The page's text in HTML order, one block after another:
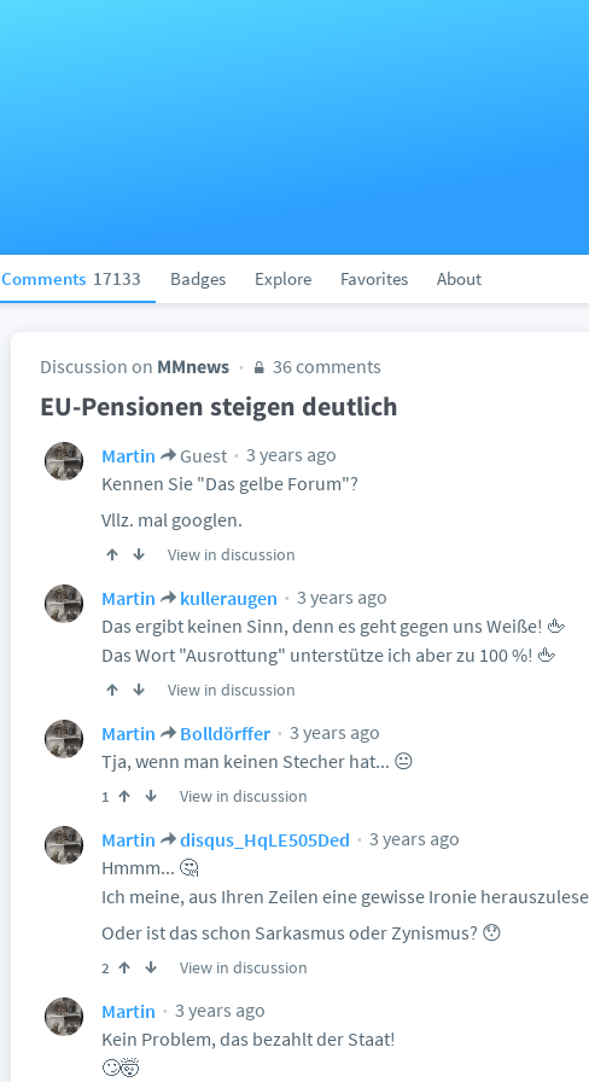
Comments 17133 Badges Explore Favorites About
Discussion on MMnews 36 comments
EU-Pensionen steigen deutlich
Martin Guest
3 years ago
Kennen Sie "Das gelbe Forum"?
Vllz. mal googlen.
View in discussion
Martin kulleraugen
3 years ago
Das ergibt keinen Sinn, denn es geht gegen uns Weiße! 🖕
Das Wort "Ausrottung" unterstütze ich aber zu 100 %! 🖕
View in discussion
Martin Bolldörffer
3 years ago
Tja, wenn man keinen Stecher hat... 😐
1 View in discussion
Martin disqus_HqLE505Ded
3 years ago
Hmmm... 🤔
Ich meine, aus Ihren Zeilen eine gewisse Ironie
Oder ist das schon Sarkasmus oder Zynismus? 😯
2 View in discussion
Martin
3 years ago
Kein Problem, das bezahlt der Staat!
🙄🤯